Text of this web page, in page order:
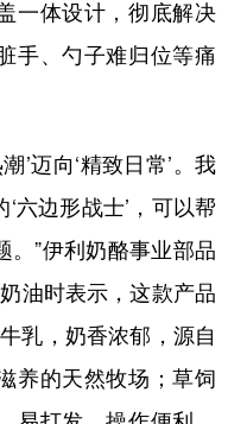
一体设计，彻底解决
手、勺子难归位等痛
’迈向‘精致日常’。我
六边形战士’，可以帮
。”伊利奶酪事业部品
油时表示，这款产品
乳，奶香浓郁，源自
养的天然牧场；草饲